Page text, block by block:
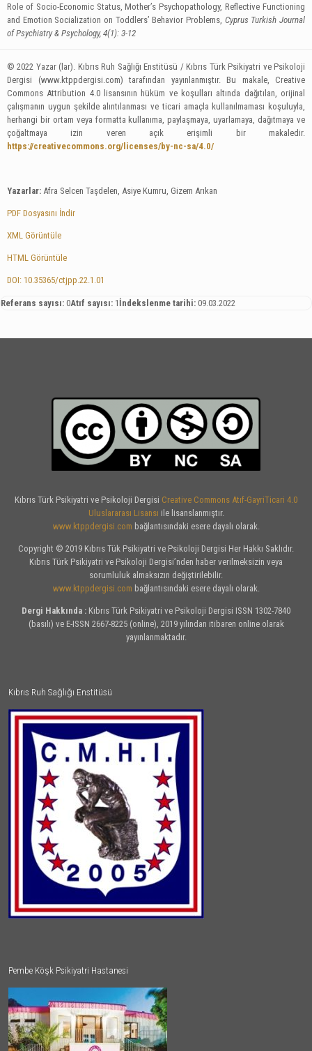
Role of Socio-Economic Status, Mother’s Psychopathology, Reflective Functioning
and Emotion Socialization on Toddlers’ Behavior Problems, Cyprus Turkish Journal
of Psychiatry & Psychology, 4(1): 3-12
© 2022 Yazar (lar). Kıbrıs Ruh Sağlığı Enstitüsü / Kıbrıs Türk Psikiyatri ve Psikoloji
Dergisi (www.ktppdergisi.com) tarafından yayınlanmıştır. Bu makale, Creative
Commons Attribution 4.0 lisansının hüküm ve koşulları altında dağıtılan, orijinal
çalışmanın uygun şekilde alıntılanması ve ticari amaçla kullanılmaması koşuluyla,
herhangi bir ortam veya formatta kullanıma, paylaşmaya, uyarlamaya, dağıtmaya ve
çoğaltmaya izin veren açık erişimli bir makaledir.
https://creativecommons.org/licenses/by-nc-sa/4.0/
Yazarlar: Afra Selcen Taşdelen, Asiye Kumru, Gizem Arıkan
PDF Dosyasını İndir
XML Görüntüle
HTML Görüntüle
DOI: 10.35365/ctjpp.22.1.01
Referans sayısı: 0Atıf sayısı: 1 İndekslenme tarihi: 09.03.2022
Kıbrıs Türk Psikiyatri ve Psikoloji Dergisi Creative Commons Atıf-GayriTicari 4.0
Uluslararası Lisansı ile lisanslanmıştır.
www.ktppdergisi.com bağlantısındaki esere dayalı olarak.
Copyright © 2019 Kıbrıs Tük Psikiyatri ve Psikoloji Dergisi Her Hakkı Saklıdır.
Kıbrıs Türk Psikiyatri ve Psikoloji Dergisi’nden haber verilmeksizin veya
sorumluluk almaksızın değiştirilebilir.
www.ktppdergisi.com bağlantısındaki esere dayalı olarak.
Dergi Hakkında : Kıbrıs Türk Psikiyatri ve Psikoloji Dergisi ISSN 1302-7840
(basılı) ve E-ISSN 2667-8225 (online), 2019 yılından itibaren online olarak
yayınlanmaktadır.
Kıbrıs Ruh Sağlığı Enstitüsü
Pembe Köşk Psikiyatri Hastanesi